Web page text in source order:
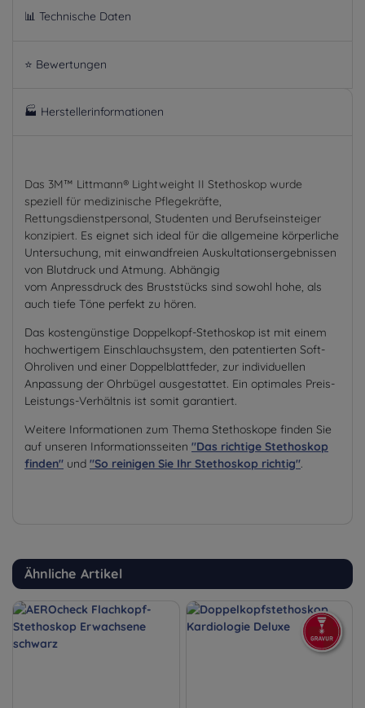
📊 Technische Daten
⭐ Bewertungen
🏭 Herstellerinformationen
Das 3M™ Littmann® Lightweight II Stethoskop wurde
speziell für medizinische Pflegekräfte,
Rettungsdienstpersonal, Studenten und Berufseinsteiger
konzipiert. Es eignet sich ideal für die allgemeine körperliche
Untersuchung, mit einwandfreien Auskultationsergebnissen
von Blutdruck und Atmung. Abhängig
vom Anpressdruck des Bruststücks sind sowohl hohe, als
auch tiefe Töne perfekt zu hören.
Das kostengünstige Doppelkopf-Stethoskop ist mit einem
hochwertigem Einschlauchsystem, den patentierten Soft-
Ohroliven und einer Doppelblattfeder, zur individuellen
Anpassung der Ohrbügel ausgestattet. Ein optimales Preis-
Leistungs-Verhältnis ist somit garantiert.
Weitere Informationen zum Thema Stethoskope finden Sie
auf unseren Informationsseiten "Das richtige Stethoskop
finden" und "So reinigen Sie Ihr Stethoskop richtig".
Ähnliche Artikel